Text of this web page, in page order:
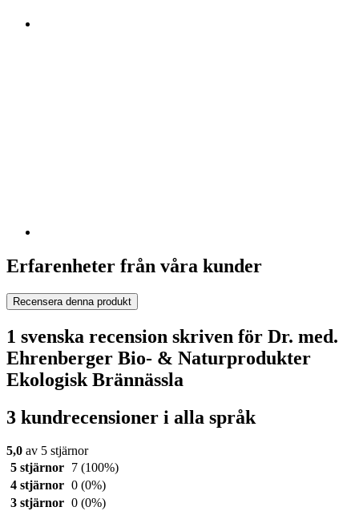
Erfarenheter från våra kunder
Recensera denna produkt
1 svenska recension skriven för Dr. med.
Ehrenberger Bio- & Naturprodukter
Ekologisk Brännässla
3 kundrecensioner i alla språk
5,0 av 5 stjärnor
5 stjärnor
7 (100%)
4 stjärnor 0 (0%)
3 stjärnor 0 (0%)